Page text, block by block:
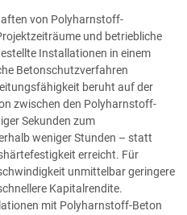
von Polyharnstoff-
und betriebliche
Installationen in einem
Betonschutzverfahren
beruht auf der
zwischen den Polyharnstoff-
Sekunden zum
weniger Stunden – statt
erreicht. Für
unmittelbar geringere
Kapitalrendite.
mit Polyharnstoff-Beton